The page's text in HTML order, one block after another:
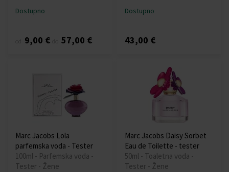
Dostupno
9,00 € 57,00 €
Dostupno
43,00 €
Marc Jacobs Lola
parfemska voda - Tester
100ml - Parfemska voda -
Tester - Žene
Marc Jacobs Daisy Sorbet
Eau de Toilette - tester
50ml - Toaletna voda -
Tester - Žene